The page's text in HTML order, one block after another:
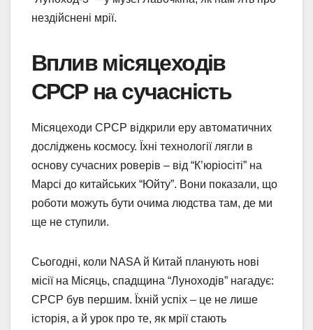
нездійснені мрії.
Вплив місяцеходів
СРСР на сучасність
Місяцеходи СРСР відкрили еру автоматичних
досліджень космосу. Їхні технології лягли в
основу сучасних роверів – від “К’юріосіті” на
Марсі до китайських “Юйту”. Вони показали, що
роботи можуть бути очима людства там, де ми
ще не ступили.
Сьогодні, коли NASA й Китай планують нові
місії на Місяць, спадщина “Луноходів” нагадує:
СРСР був першим. Їхній успіх – це не лише
історія, а й урок про те, як мрії стають